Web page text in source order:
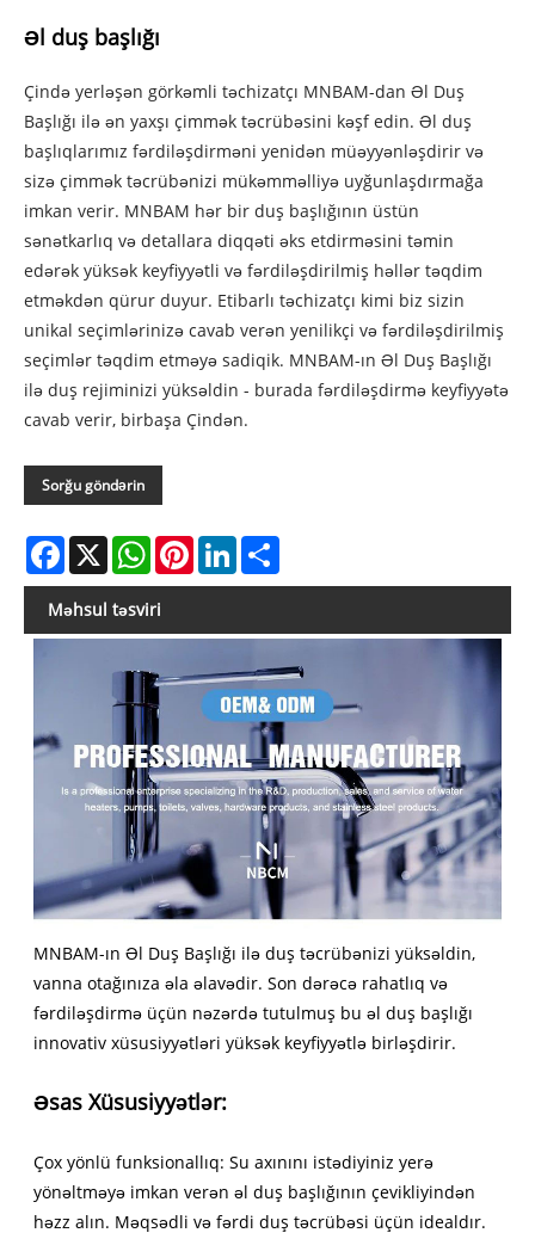
Əl duş başlığı
Çində yerləşən görkəmli təchizatçı MNBAM-dan Əl Duş
Başlığı ilə ən yaxşı çimmək təcrübəsini kəşf edin. Əl duş
başlıqlarımız fərdiləşdirməni yenidən müəyyənləşdirir və
sizə çimmək təcrübənizi mükəmməlliyə uyğunlaşdırmağa
imkan verir. MNBAM hər bir duş başlığının üstün
sənətkarlıq və detallara diqqəti əks etdirməsini təmin
edərək yüksək keyfiyyətli və fərdiləşdirilmiş həllər təqdim
etməkdən qürur duyur. Etibarlı təchizatçı kimi biz sizin
unikal seçimlərinizə cavab verən yenilikçi və fərdiləşdirilmiş
seçimlər təqdim etməyə sadiqik. MNBAM-ın Əl Duş Başlığı
ilə duş rejiminizi yüksəldin - burada fərdiləşdirmə keyfiyyətə
cavab verir, birbaşa Çindən.
Sorğu göndərin
Facebook
X WhatsAppPinterestLinkedIn
Məhsul təsviri
MNBAM-ın Əl Duş Başlığı ilə duş təcrübənizi yüksəldin,
vanna otağınıza əla əlavədir. Son dərəcə rahatlıq və
fərdiləşdirmə üçün nəzərdə tutulmuş bu əl duş başlığı
innovativ xüsusiyyətləri yüksək keyfiyyətlə birləşdirir.
Əsas Xüsusiyyətlər:
Çox yönlü funksionallıq: Su axınını istədiyiniz yerə
yönəltməyə imkan verən əl duş başlığının çevikliyindən
həzz alın. Məqsədli və fərdi duş təcrübəsi üçün idealdır.